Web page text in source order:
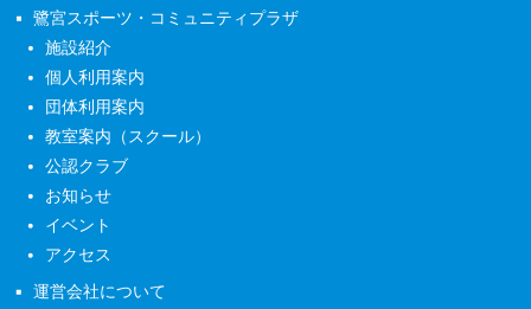
鷺宮スポーツ・コミュニティプラザ
施設紹介
個人利用案内
団体利用案内
教室案内（スクール）
公認クラブ
お知らせ
イベント
アクセス
運営会社について